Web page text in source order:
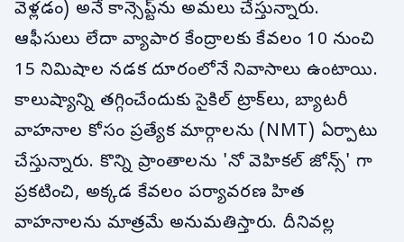
వెళ్లడం) అనే కాన్సెప్ట్‌ను అమలు చేస్తున్నారు.
ఆఫీసులు లేదా వ్యాపార కేంద్రాలకు కేవలం 10 నుంచి
15 నిమిషాల నడక దూరంలోనే నివాసాలు ఉంటాయి.
కాలుష్యాన్ని తగ్గించేందుకు సైకిల్ ట్రాక్‌లు, బ్యాటరీ
వాహనాల కోసం ప్రత్యేక మార్గాలను (NMT) ఏర్పాటు
చేస్తున్నారు. కొన్ని ప్రాంతాలను 'నో వెహికల్ జోన్స్' గా
ప్రకటించి, అక్కడ కేవలం పర్యావరణ హిత
వాహనాలను మాత్రమే అనుమతిస్తారు. దీనివల్ల